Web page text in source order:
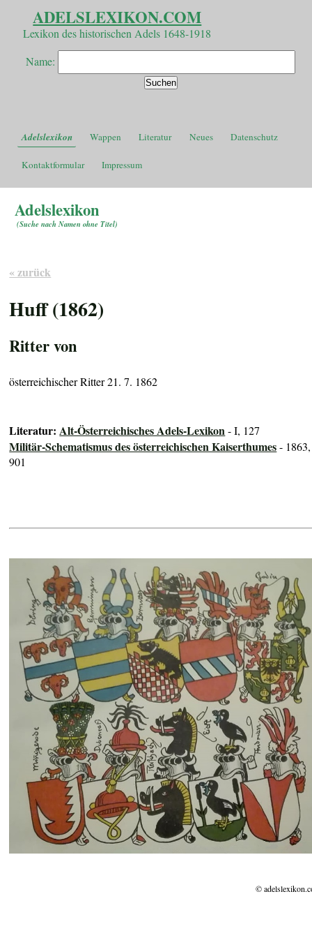
ADELSLEXIKON.COM
Lexikon des historischen Adels 1648-1918
Name:
Adelslexikon Wappen Literatur Neues Datenschutz
Kontaktformular Impressum
Adelslexikon
(Suche nach Namen ohne Titel)
« zurück
Huff (1862)
Ritter von
österreichischer Ritter 21. 7. 1862
Literatur:Alt-Österreichisches Adels-Lexikon- I, 127
Militär-Schematismus des österreichischen Kaiserthumes- 1863,
901
©